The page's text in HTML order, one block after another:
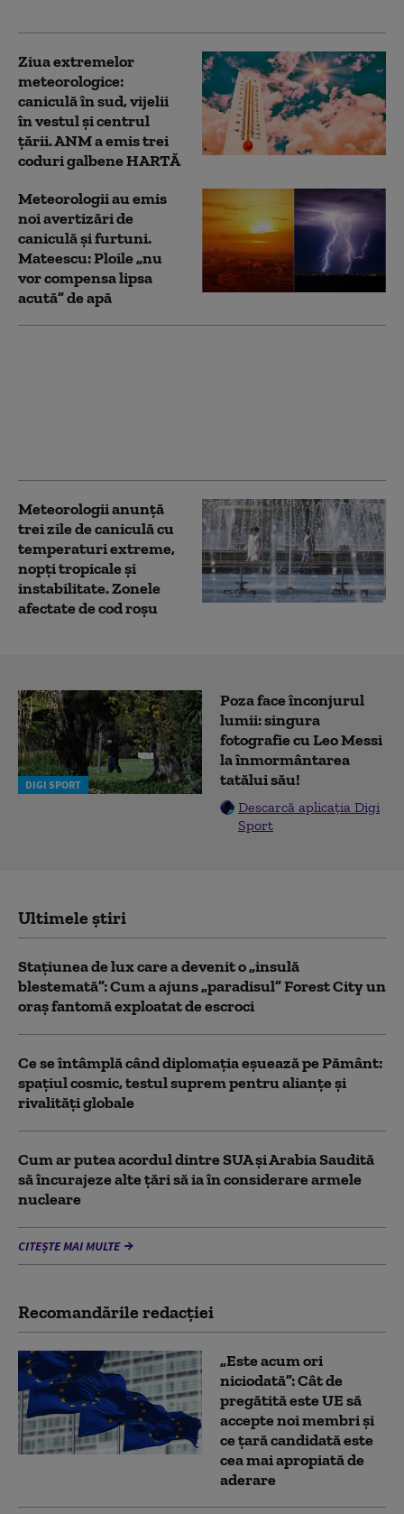
Ziua extremelor
meteorologice:
caniculă în sud, vijelii
în vestul și centrul
țării. ANM a emis trei
coduri galbene HARTĂ
Meteorologii au emis
noi avertizări de
caniculă și furtuni.
Mateescu: Ploile „nu
vor compensa lipsa
acută” de apă
Meteorologii anunță
trei zile de caniculă cu
temperaturi extreme,
nopţi tropicale şi
instabilitate. Zonele
afectate de cod roșu
DIGI SPORT
Poza face înconjurul
lumii: singura
fotografie cu Leo Messi
la înmormântarea
tatălui său!
Descarcă aplicația Digi
Sport
Ultimele știri
Stațiunea de lux care a devenit o „insulă
blestemată”: Cum a ajuns „paradisul” Forest City un
oraș fantomă exploatat de escroci
Ce se întâmplă când diplomația eșuează pe Pământ:
spațiul cosmic, testul suprem pentru alianțe și
rivalități globale
Cum ar putea acordul dintre SUA și Arabia Saudită
să încurajeze alte țări să ia în considerare armele
nucleare
CITEȘTE MAI MULTE
Recomandările redacţiei
„Este acum ori
niciodată”: Cât de
pregătită este UE să
accepte noi membri și
ce țară candidată este
cea mai apropiată de
aderare